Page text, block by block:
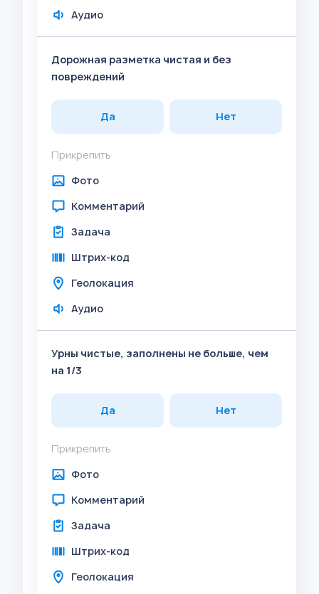
Аудио
Дорожная разметка чистая и без
повреждений
Да Нет
Прикрепить
Фото
Комментарий
Задача
Штрих-код
Геолокация
Аудио
Урны чистые, заполнены не больше, чем
на 1/3
Да Нет
Прикрепить
Фото
Комментарий
Задача
Штрих-код
Геолокация